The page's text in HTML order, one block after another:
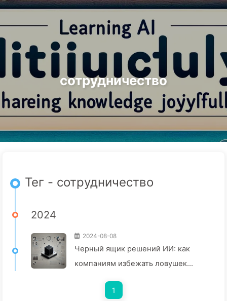
Поиск Главная Архивы Теги
Категории Ссылки Онас 🇷🇺 Русский
сотрудничество
Тег - сотрудничество
2024
2024-08-08
Черный ящик решений ИИ: как
компаниям избежать ловушек
принятия решений — Медленно
1